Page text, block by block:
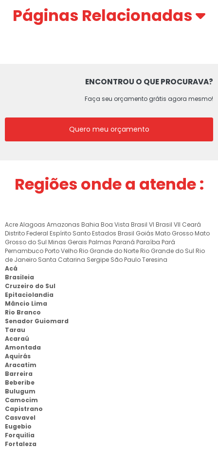
Páginas Relacionadas
ENCONTROU O QUE PROCURAVA?
Faça seu orçamento grátis agora mesmo!
Quero meu orçamento
Regiões onde a atende :
AcreAlagoas Amazonas Bahia Boa Vista Brasil VI Brasil VII Ceará
Distrito Federal Espírito Santo Estados Brasil Goiás Mato Grosso Mato
Grosso do Sul Minas Gerais Palmas Paraná Paraíba Pará
Pernambuco Porto Velho Rio Grande do Norte Rio Grande do Sul Rio
de Janeiro Santa Catarina Sergipe São PauloTeresina
Acá
Brasileia
Cruzeiro do Sul
Epitaciolandia
Mâncio Lima
Rio Branco
Senador Guiomard
Tarau
Acaraú
Amontada
Aquirás
Aracatim
Barreira
Beberibe
Bulugum
Camocim
Capistrano
Casvavel
Eugebio
Forquilia
Fortaleza